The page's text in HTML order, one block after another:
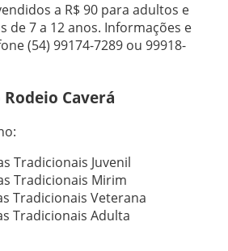
a R$ 90 para adultos e
de 7 a 12 anos. Informações e
(54) 99174-7289 ou 99918-
Caverá
Tradicionais Juvenil
Tradicionais Mirim
Tradicionais Veterana
Tradicionais Adulta